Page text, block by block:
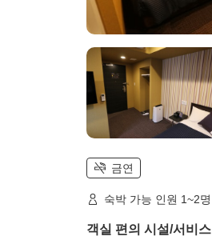
금연
숙박 가능 인원 1~2명
객실 편의 시설/서비스